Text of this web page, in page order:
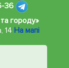
36
городу»
14 На мапі